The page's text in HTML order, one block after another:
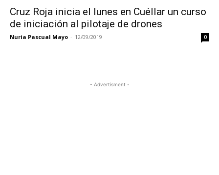
Cruz Roja inicia el lunes en Cuéllar un curso
de iniciación al pilotaje de drones
Nuria Pascual Mayo - 12/09/2019 0
- Advertisment -